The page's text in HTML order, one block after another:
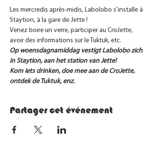
Les mercredis après-midis, Labolobo s'installe à
Staytion, à la gare de Jette !
Venez boire un verre, participer au CroJette,
avoir des informations sur le Tuktuk, etc.
Op woensdagnamiddag vestigt Labolobo zich
in Staytion, aan het station van Jette!
Kom iets drinken, doe mee aan de CroJette,
ontdek de Tuktuk, enz.
Partager cet événement